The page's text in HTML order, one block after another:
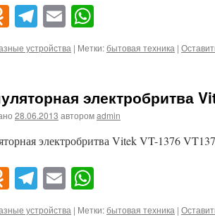
Odnoklassniki
Telegram
Email
устройства | Метки:бытовая техника |
электробритва
28.06.2013 авторомadmin
электробритва Vitek VT-1376
Odnoklassniki
Telegram
Email
устройства | Метки:бытовая техника |